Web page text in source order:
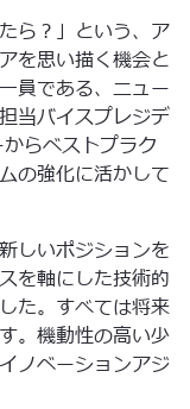
ら？」という、ア
を思い描く機会と
員である、ニュー
当バイスプレジデ
らベストプラク
の強化に活かして
しいポジションを
を軸にした技術的
た。すべては将来
。機動性の高い少
ノベーションアジ